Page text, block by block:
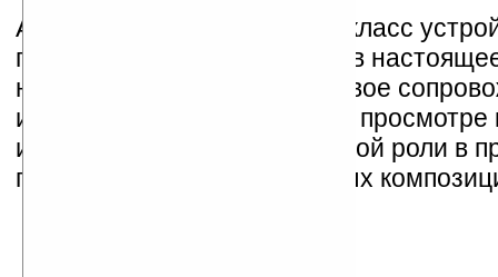
Акустические системы, как класс
популярны и востребованы в
них не обойтись, ведь звуковое
играет важную роль, как при просмотре
играх. Не говоря уже о главной роли в
прослушивания музыкальных